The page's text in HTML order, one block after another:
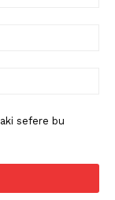
sefere bu